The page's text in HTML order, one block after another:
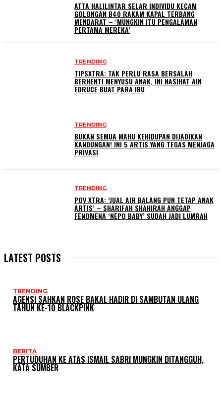
ATTA HALILINTAR SELAR INDIVIDU KECAM
GOLONGAN B40 RAKAM KAPAL TERBANG
MENDARAT – ‘MUNGKIN ITU PENGALAMAN
PERTAMA MEREKA’
TRENDING
TIPSXTRA: TAK PERLU RASA BERSALAH
BERHENTI MENYUSU ANAK, INI NASIHAT AIN
EDRUCE BUAT PARA IBU
TRENDING
BUKAN SEMUA MAHU KEHIDUPAN DIJADIKAN
KANDUNGAN! INI 5 ARTIS YANG TEGAS MENJAGA
PRIVASI
TRENDING
POV XTRA: ‘JUAL AIR BALANG PUN TETAP ANAK
ARTIS’ – SHARIFAH SHAHIRAH ANGGAP
FENOMENA ‘NEPO BABY’ SUDAH JADI LUMRAH
LATEST POSTS
TRENDING
AGENSI SAHKAN ROSE BAKAL HADIR DI SAMBUTAN ULANG
TAHUN KE-10 BLACKPINK
BERITA
PERTUDUHAN KE ATAS ISMAIL SABRI MUNGKIN DITANGGUH,
KATA SUMBER